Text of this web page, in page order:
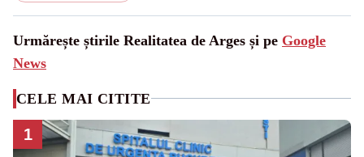
Urmărește știrile Realitatea de Arges și pe Google
News
CELE MAI CITITE
1